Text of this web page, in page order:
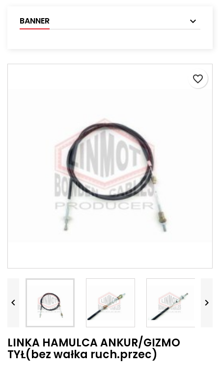
BANNER
favorite_border
 
 
LINKA HAMULCA ANKUR/GIZMO
TYŁ(bez wałka ruch.przec)